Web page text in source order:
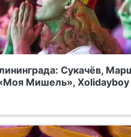
Сукачёв,
Мишель», Xolidayboy